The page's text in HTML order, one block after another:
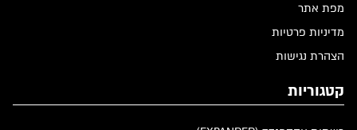
מפת אתר
מדיניות פרטיות
הצהרת נגישות
קטגוריות